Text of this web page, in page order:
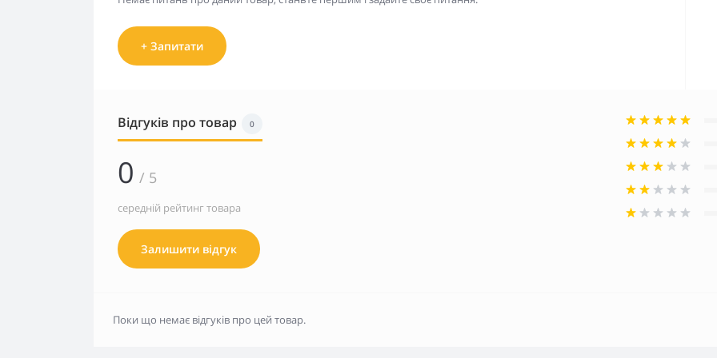
+ Запитати
Відгуків про товар 0
0 / 5
середній рейтинг товара
Залишити відгук
Поки що немає відгуків про цей товар.